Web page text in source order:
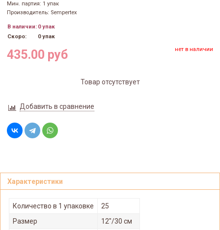
Мин. партия: 1 упак
Производитель: Sempertex
В наличии: 0 упак
Скоро:
0 упак
435.00 руб нет в наличии
Товар отсутствует
Добавить в сравнение
Характеристики
Количество в 1 упаковке
25
Размер
12"/30 см